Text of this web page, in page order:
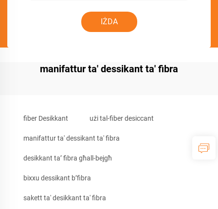
IŻDA
manifattur ta' dessikant ta' fibra
fiber Desikkant użi tal-fiber desiccant
manifattur ta' dessikant ta' fibra
desikkant ta’ fibra għall-bejgħ
bixxu dessikant b’fibra
sakett ta' desikkant ta' fibra